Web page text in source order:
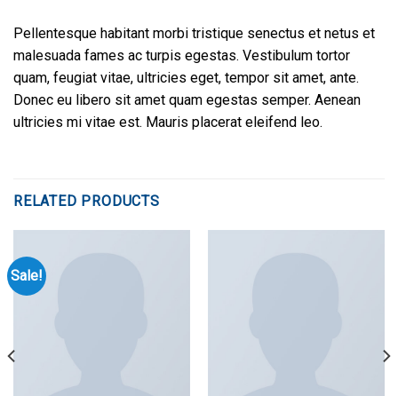
Pellentesque habitant morbi tristique senectus et netus et
malesuada fames ac turpis egestas. Vestibulum tortor
quam, feugiat vitae, ultricies eget, tempor sit amet, ante.
Donec eu libero sit amet quam egestas semper. Aenean
ultricies mi vitae est. Mauris placerat eleifend leo.
RELATED PRODUCTS
Sale!